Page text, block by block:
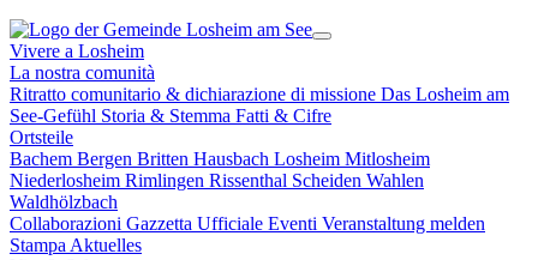
Vivere a Losheim
La nostra comunità
Ritratto comunitario & dichiarazione di missione Das Losheim am
See-Gefühl Storia & Stemma Fatti & Cifre
Ortsteile
Bachem Bergen Britten Hausbach Losheim Mitlosheim
Niederlosheim Rimlingen Rissenthal Scheiden Wahlen
Waldhölzbach
Collaborazioni Gazzetta Ufficiale Eventi Veranstaltung melden
Stampa Aktuelles